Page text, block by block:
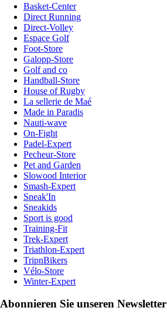
Basket-Center
Direct Running
Direct-Volley
Espace Golf
Foot-Store
Galopp-Store
Golf and co
Handball-Store
House of Rugby
La sellerie de Maé
Made in Paradis
Nauti-wave
On-Fight
Padel-Expert
Pecheur-Store
Pet and Garden
Slowood Interior
Smash-Expert
Sneak'In
Sneakids
Sport is good
Training-Fit
Trek-Expert
Triathlon-Expert
TripnBikers
Vélo-Store
Winter-Expert
Abonnieren Sie unseren Newsletter